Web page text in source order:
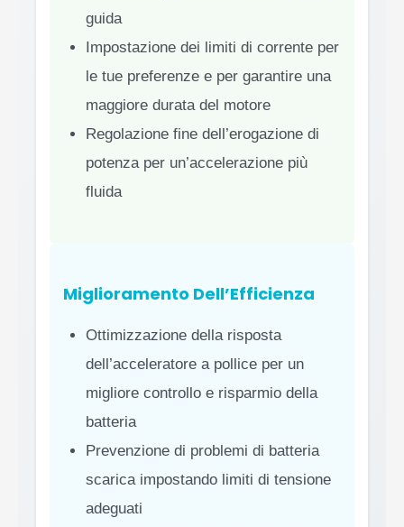
guida
Impostazione dei limiti di corrente per
le tue preferenze e per garantire una
maggiore durata del motore
Regolazione fine dell’erogazione di
potenza per un’accelerazione più
fluida
Miglioramento Dell’Efficienza
Ottimizzazione della risposta
dell’acceleratore a pollice per un
migliore controllo e risparmio della
batteria
Prevenzione di problemi di batteria
scarica impostando limiti di tensione
adeguati